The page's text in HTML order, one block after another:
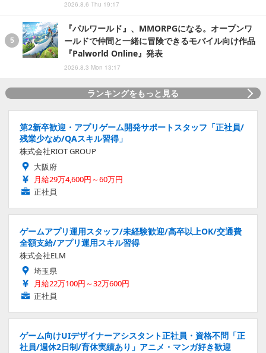
2026.8.6 Thu 19:17
『パルワールド』、MMORPGになる。オープンワ
ールドで仲間と一緒に冒険できるモバイル向け作品
『Palworld Online』発表
2026.8.3 Mon 13:17
ランキングをもっと見る
第2新卒歓迎・アプリゲーム開発サポートスタッフ「正社員/
残業少なめ/QAスキル習得」
株式会社RIOT GROUP
大阪府
月給29万4,600円～60万円
正社員
ゲームアプリ運用スタッフ/未経験歓迎/高卒以上OK/交通費
全額支給/アプリ運用スキル習得
株式会社ELM
埼玉県
月給22万100円～32万600円
正社員
ゲーム向けUIデザイナーアシスタント正社員・資格不問「正
社員/週休2日制/育休実績あり」アニメ・マンガ好き歓迎